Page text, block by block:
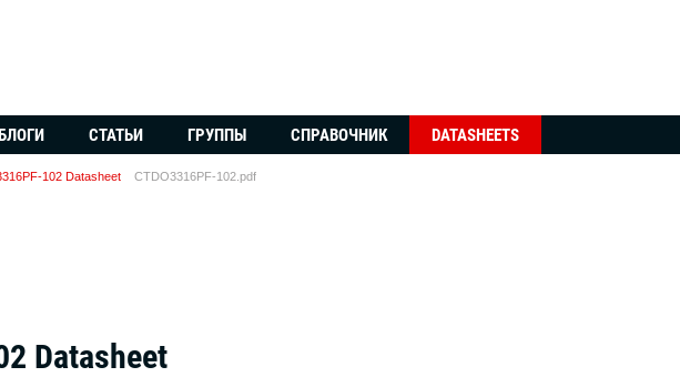
СТАТЬИ ГРУППЫ СПРАВОЧНИК DATASHEETS
102 Datasheet CTDO3316PF-102.pdf
Datasheet